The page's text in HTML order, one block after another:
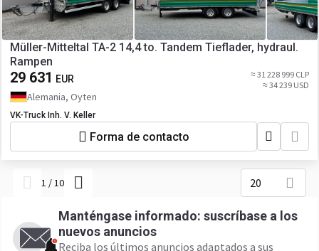
Müller-Mitteltal TA-2 14,4 to. Tandem Tieflader, hydraul.
Rampen
29 631 EUR
≈ 31 228 999 CLP
≈ 34 239 USD
Alemania, Oyten
VK-Truck Inh. V. Keller
Forma de contacto
1 /10 20
Manténgase informado: suscríbase a los
nuevos anuncios
Reciba los últimos anuncios adaptados a sus